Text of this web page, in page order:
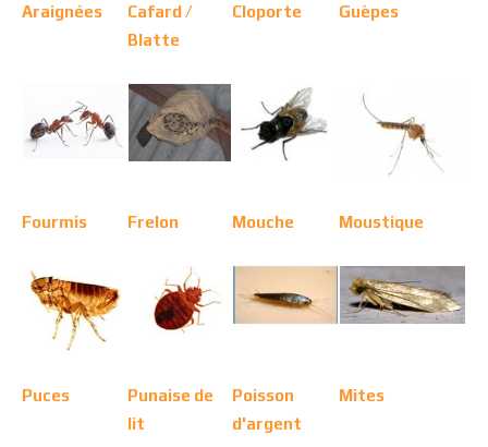
Araignées
Cafard /
Blatte
Cloporte Guèpes
Fourmis Frelon Mouche Moustique
Puces
Punaise de
lit
Poisson
d'argent
Mites